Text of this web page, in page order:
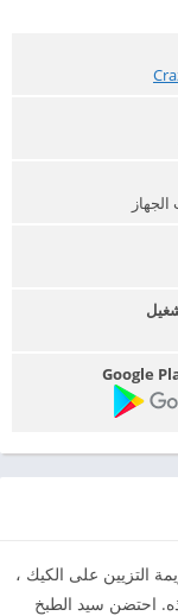
التزيين على الكيك ،
احتضن سيد الطبخ